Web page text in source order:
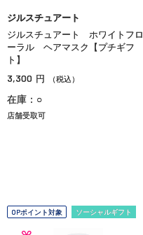
ジルスチュアート
ジルスチュアート ホワイトフロ
ーラル ヘアマスク【プチギフ
ト】
3,300 円 （税込）
在庫：○
店舗受取可
OPポイント対象 ソーシャルギフト